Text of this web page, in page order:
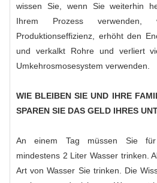
wissen Sie, wenn Sie weiterhin
Ihrem Prozess
Produktionseffizienz, erhöht den
und verkalkt Rohre und verliert
Umkehrosmosesystem verwenden.
WIE BLEIBEN SIE UND IHRE
SPAREN SIE DAS GELD IHRES
An einem Tag müssen Sie
mindestens 2 Liter Wasser trinken.
Art von Wasser Sie trinken. Die